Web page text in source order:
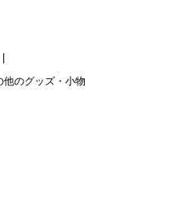
他のグッズ・小物